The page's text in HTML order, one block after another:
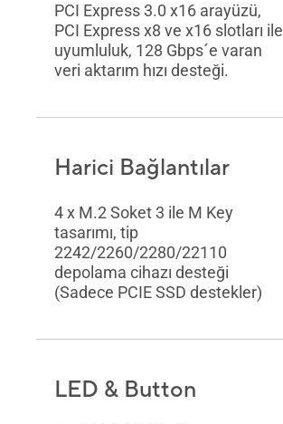
PCI Express 3.0 x16 arayüzü,
PCI Express x8 ve x16 slotları ile
uyumluluk, 128 Gbps´e varan
veri aktarım hızı desteği.
Harici Bağlantılar
4 x M.2 Soket 3 ile M Key
tasarımı, tip
2242/2260/2280/22110
depolama cihazı desteği
(Sadece PCIE SSD destekler)
LED & Button